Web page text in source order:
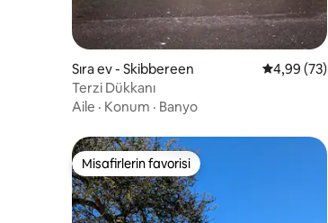
Sıra ev - Skibbereen 54,99 (73)
Terzi Dükkanı
Aile · Konum · Banyo
Misafirlerin favorisi
Misafirlerin favorisi